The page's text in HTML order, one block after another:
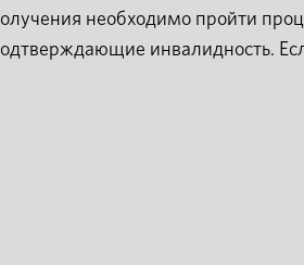
необходимо пройти
инвалидность.